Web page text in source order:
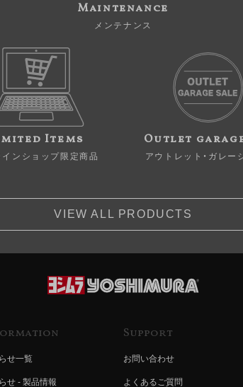
Maintenance
メンテナンス
Items
インショップ限定商品
Outlet
アウトレット・ガレー
VIEW ALL PRODUCTS
せ一覧
せ - 製品情報
Support
お問い合わせ
よくあるご質問